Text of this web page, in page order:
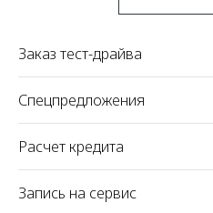
Заказ тест-драйва
Спецпредложения
Расчет кредита
Запись на сервис